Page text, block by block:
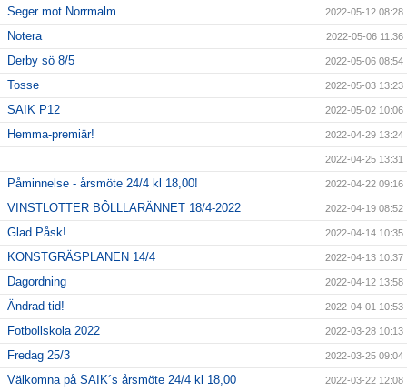
Seger mot Norrmalm 2022-05-12 08:28
Notera 2022-05-06 11:36
Derby sö 8/5 2022-05-06 08:54
Tosse 2022-05-03 13:23
SAIK P12 2022-05-02 10:06
Hemma-premiär! 2022-04-29 13:24
2022-04-25 13:31
Påminnelse - årsmöte 24/4 kl 18,00! 2022-04-22 09:16
VINSTLOTTER BÔLLLARÄNNET 18/4-2022 2022-04-19 08:52
Glad Påsk! 2022-04-14 10:35
KONSTGRÄSPLANEN 14/4 2022-04-13 10:37
Dagordning 2022-04-12 13:58
Ändrad tid! 2022-04-01 10:53
Fotbollskola 2022 2022-03-28 10:13
Fredag 25/3 2022-03-25 09:04
Välkomna på SAIK´s årsmöte 24/4 kl 18,00 2022-03-22 12:08